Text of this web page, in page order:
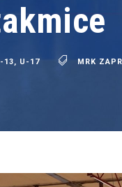
13, U-17 MRK